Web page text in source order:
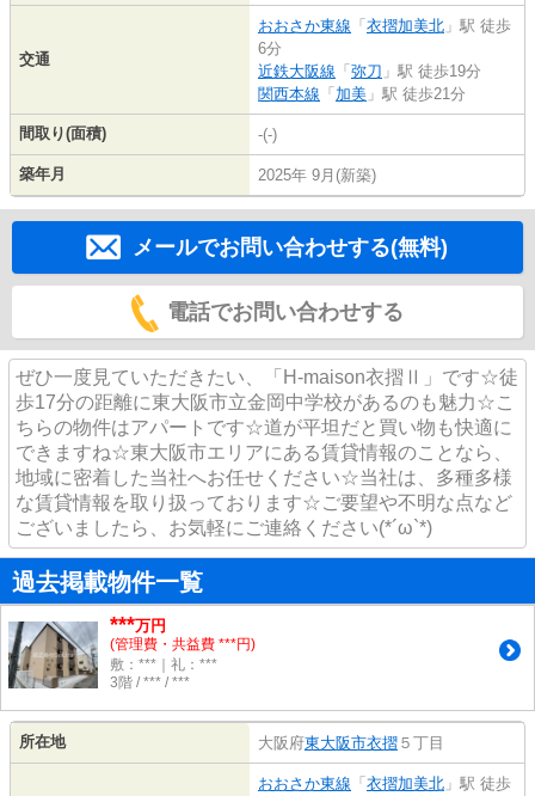
交通
おおさか東線 「 衣摺加美北 」駅 徒歩
6分
近鉄大阪線 「 弥刀 」駅 徒歩19分
関西本線 「 加美 」駅 徒歩21分
間取り(面積) -(-)
築年月 2025年 9月(新築)
メールでお問い合わせする(無料)
電話でお問い合わせする
ぜひ一度見ていただきたい、「H-maison衣摺Ⅱ」です☆徒
歩17分の距離に東大阪市立金岡中学校があるのも魅力☆こ
ちらの物件はアパートです☆道が平坦だと買い物も快適に
できますね☆東大阪市エリアにある賃貸情報のことなら、
地域に密着した当社へお任せください☆当社は、多種多様
な賃貸情報を取り扱っております☆ご要望や不明な点など
ございましたら、お気軽にご連絡ください(*´ω`*)
過去掲載物件一覧
***万円
(管理費・共益費 ***円)
敷：***｜礼：***
3階 / *** / ***
所在地 大阪府東大阪市衣摺 ５丁目
おおさか東線 「 衣摺加美北 」駅 徒歩